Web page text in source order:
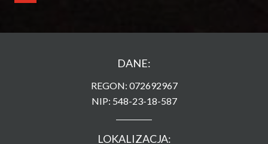
DANE:
REGON: 072692967
NIP: 548-23-18-587
LOKALIZACJA: